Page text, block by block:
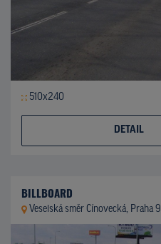
510x240
DETAIL
BILLBOARD
Veselská směr Cínovecká, Praha 9